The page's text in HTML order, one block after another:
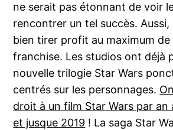
ne serait pas étonnant de voir
rencontrer un tel succès.
bien tirer profit au maximum de
franchise. Les studios ont déjà
nouvelle trilogie Star Wars
centrés sur les personnages.
droit à un film Star Wars par an
et jusque 2019 ! La saga Star